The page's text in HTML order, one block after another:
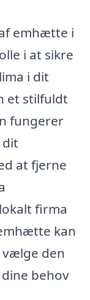
emhætte i
i at sikre
i dit
et stilfuldt
fungerer
dit
at fjerne
firma
kan
den
behov